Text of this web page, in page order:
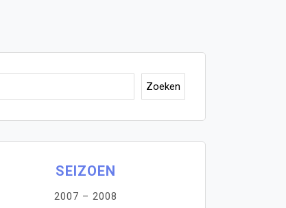
Zoeken
SEIZOEN
2007 – 2008